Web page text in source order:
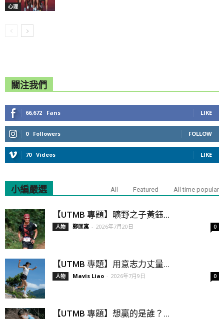
心理
關注我們
66,672 Fans LIKE
0 Followers FOLLOW
70 Videos LIKE
小編嚴選 All Featured All time popular
【UTMB 專題】曠野之子黃鈺...
人物 鄭匡寓 - 2026年7月20日 0
【UTMB 專題】用意志力丈量...
人物 Mavis Liao - 2026年7月9日 0
【UTMB 專題】想贏的是誰？...